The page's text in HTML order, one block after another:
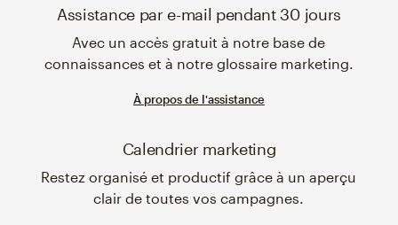
Assistance par e-mail pendant 30 jours
Avec un accès gratuit à notre base de
connaissances et à notre glossaire marketing.
À propos de l'assistance
Calendrier marketing
Restez organisé et productif grâce à un aperçu
clair de toutes vos campagnes.